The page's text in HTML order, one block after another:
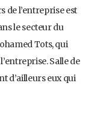
de l’entreprise est
le secteur du
Tots, qui
Salle de
d’ailleurs eux qui